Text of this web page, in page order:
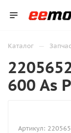
Каталог —
600 As
Артикул: